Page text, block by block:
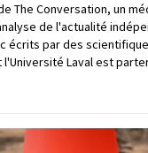
The Conversation, un
de l'actualité
écrits par des
Laval est